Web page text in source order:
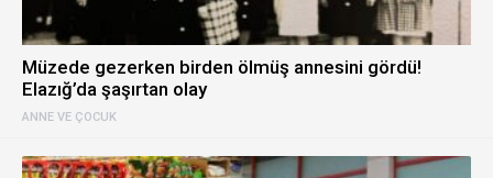
ANNE VE ÇOCUK
Müzede gezerken birden ölmüş annesini gördü!
Elazığ’da şaşırtan olay